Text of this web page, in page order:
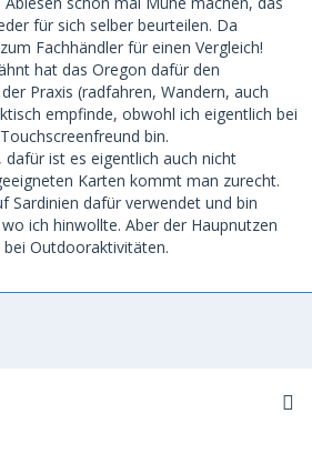
für sich selber beurteilen. Da
Fachhändler für einen Vergleich!
hat das Oregon dafür den
Praxis (radfahren, Wandern, auch
empfinde, obwohl ich eigentlich bei
bin.
ist es eigentlich auch nicht
Karten kommt man zurecht.
Sardinien dafür verwendet und bin
ich hinwollte. Aber der Haupnutzen
Outdooraktivitäten.